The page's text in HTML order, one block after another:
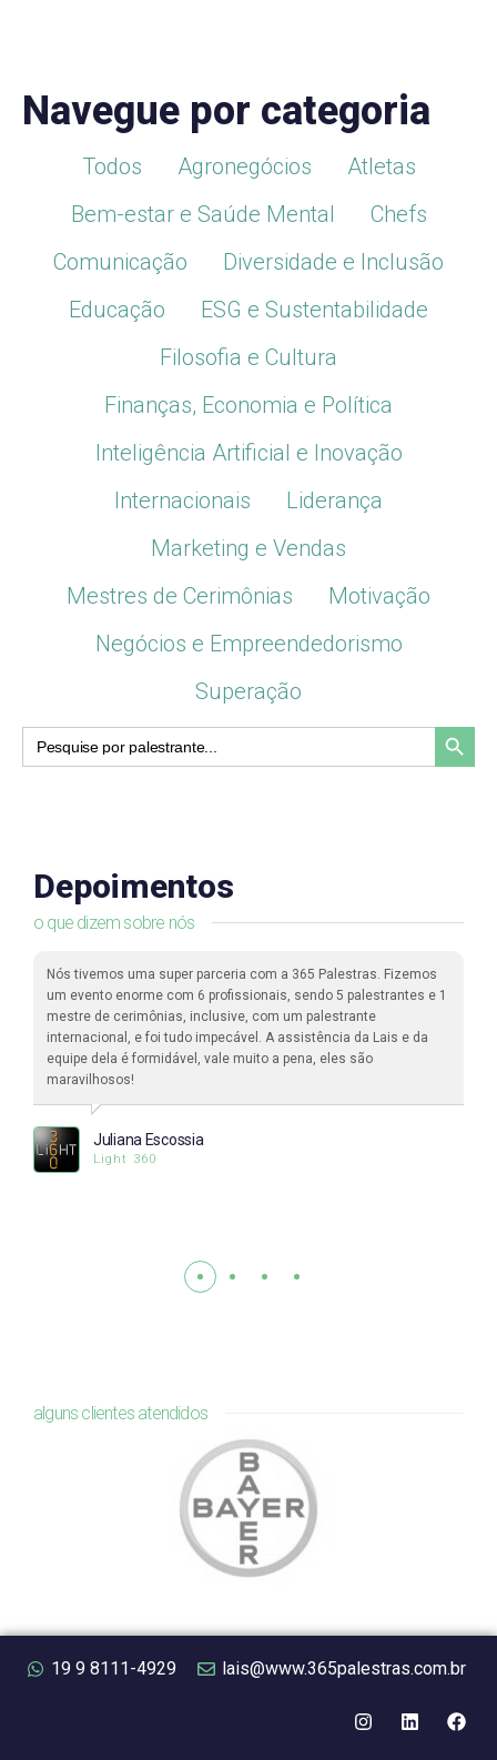
Navegue por categoria
Todos Agronegócios
Atletas
Bem-estar e Saúde Mental
Chefs
Comunicação
Diversidade e Inclusão
Educação
ESG e Sustentabilidade
Filosofia e Cultura
Finanças, Economia e Política
Inteligência Artificial e Inovação
Internacionais
Liderança
Marketing e Vendas
Mestres de Cerimônias
Motivação
Negócios e Empreendedorismo
Superação
Search
for:
Search Button
o que dizem sobre nós
Depoimentos
Nós tivemos uma super parceria com a 365 Palestras. Fizemos
um evento enorme com 6 profissionais, sendo 5 palestrantes e 1
mestre de cerimônias, inclusive, com um palestrante
internacional, e foi tudo impecável. A assistência da Lais e da
equipe dela é formidável, vale muito a pena, eles são
maravilhosos!
Juliana Escossia
Light 360
alguns clientes atendidos
19 9 8111-4929 lais@www.365palestras.com.br